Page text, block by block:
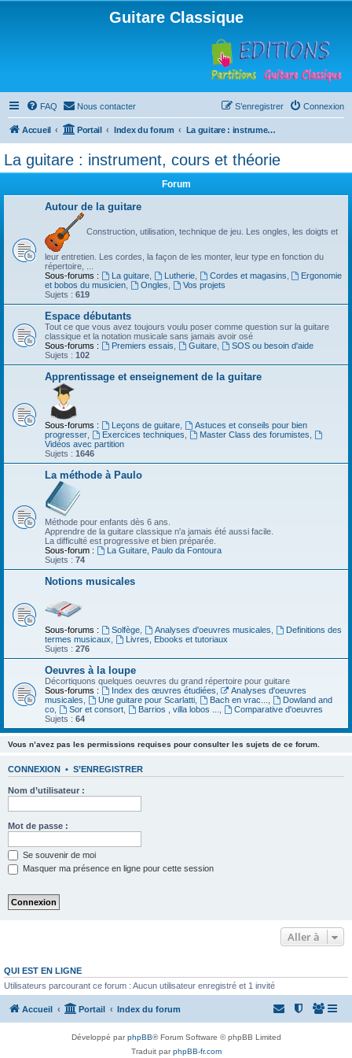
Guitare Classique
FAQ Nous contacter Connexion
S’enregistrer
Accueil Portail Index du forum La guitare : instrument, cours et théorie
La guitare : instrument, cours et théorie
Forum
Autour de la guitare
Construction, utilisation, technique de jeu. Les ongles, les doigts et
leur entretien. Les cordes, la façon de les monter, leur type en fonction du
répertoire, ...
Sous-forums :
La guitare, Lutherie, Cordes et magasins
Ergonomie
et bobos du musicien
Ongles
Vos projets
Sujets : 619
Espace débutants
Tout ce que vous avez toujours voulu poser comme question sur la guitare
classique et la notation musicale sans jamais avoir osé
Sous-forums :
Premiers essais Guitare,
SOS ou besoin d'aide
Sujets : 102
Apprentissage et enseignement de la guitare
Sous-forums : Leçons de guitare,
Astuces et conseils pour bien
progresser
Exercices techniques Master Class des forumistes
Vidéos avec partition
Sujets : 1646
La méthode à Paulo
Méthode pour enfants dès 6 ans.
Apprendre de la guitare classique n'a jamais été aussi facile.
La difficulté est progressive et bien préparée.
Sous-forum :
La Guitare, Paulo da Fontoura
Sujets : 74
Notions musicales
Sous-forums : Solfège, Analyses d'oeuvres musicales
Definitions des
termes musicaux
Livres, Ebooks et tutoriaux
Sujets : 276
Oeuvres à la loupe
Décortiquons quelques oeuvres du grand répertoire pour guitare
Sous-forums :
Index des œuvres étudiées
Analyses d'oeuvres
musicales
Une guitare pour Scarlatti, Bach en vrac...
Dowland and
co
Sor et consort, Barrios , villa lobos ...
Comparative d'oeuvres
Sujets : 64
Vous n’avez pas les permissions requises pour consulter les sujets de ce forum.
CONNEXION • S’ENREGISTRER
Nom d’utilisateur :
Mot de passe :
Se souvenir de moi
Masquer ma présence en ligne pour cette session
Aller à
QUI EST EN LIGNE
Utilisateurs parcourant ce forum : Aucun utilisateur enregistré et 1 invité
Accueil Portail Index du forum
Développé parphpBB® Forum Software © phpBB Limited
Traduit parphpBB-fr.com